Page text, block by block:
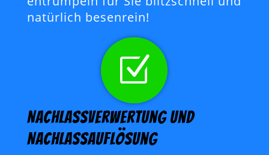
natürlich besenrein!
Z
Nachlassverwertung und
Nachlassauflösung